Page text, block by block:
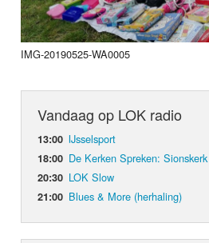
IMG-20190525-WA0005
Vandaag op LOK radio
13:00 IJsselsport
18:00 De Kerken Spreken: Sionskerk
20:30 LOK Slow
21:00 Blues & More (herhaling)